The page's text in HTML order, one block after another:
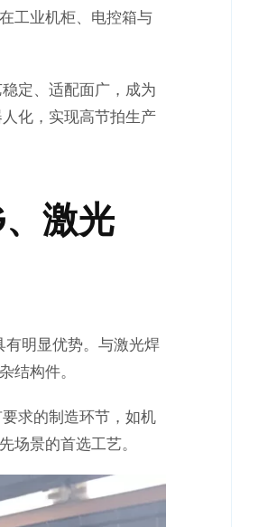
工业机柜、电控箱与
定、适配面广，成为
化，实现高节拍生产
激光
有明显优势。与激光焊
结构件。
求的制造环节，如机
场景的首选工艺。